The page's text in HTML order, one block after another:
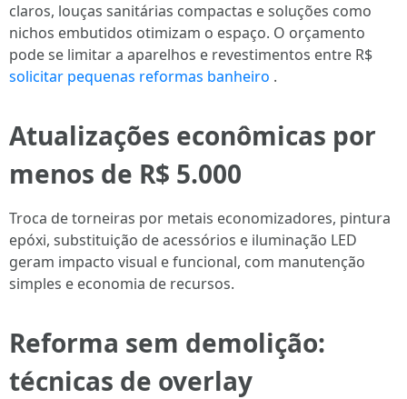
claros, louças sanitárias compactas e soluções como
nichos embutidos otimizam o espaço. O orçamento
pode se limitar a aparelhos e revestimentos entre R$
solicitar pequenas reformas banheiro .
Atualizações econômicas por
menos de R$ 5.000
Troca de torneiras por metais economizadores, pintura
epóxi, substituição de acessórios e iluminação LED
geram impacto visual e funcional, com manutenção
simples e economia de recursos.
Reforma sem demolição:
técnicas de overlay